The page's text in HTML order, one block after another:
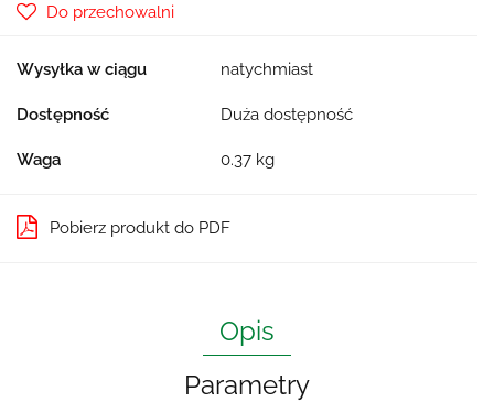
Do przechowalni
Wysyłka w ciągu natychmiast
Dostępność Duża dostępność
Waga 0.37 kg
Pobierz produkt do PDF
Opis
Parametry